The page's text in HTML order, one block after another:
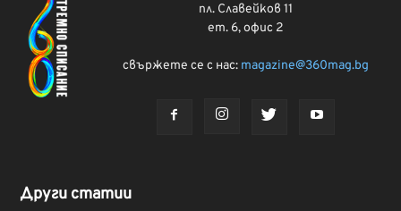
пл. Славейков 11
ет. 6, офис 2
свържете се с нас: magazine@360mag.bg
Други статии